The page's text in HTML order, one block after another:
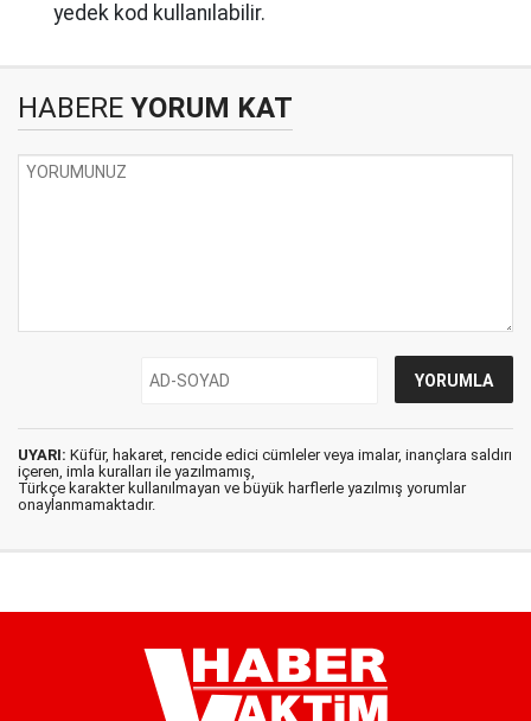
yedek kod kullanılabilir.
HABERE YORUM KAT
UYARI: Küfür, hakaret, rencide edici cümleler veya imalar, inançlara saldırı
içeren, imla kuralları ile yazılmamış,
Türkçe karakter kullanılmayan ve büyük harflerle yazılmış yorumlar
onaylanmamaktadır.